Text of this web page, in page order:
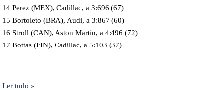
14 Perez (MEX), Cadillac, a 3:696 (67)
15 Bortoleto (BRA), Audi, a 3:867 (60)
16 Stroll (CAN), Aston Martin, a 4:496 (72)
17 Bottas (FIN), Cadillac, a 5:103 (37)
Ler tudo »